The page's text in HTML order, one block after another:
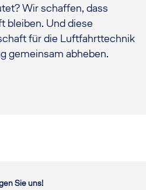
Wir schaffen, dass
bleiben. Und diese
für die Luftfahrttechnik
gemeinsam abheben.
Sie uns!